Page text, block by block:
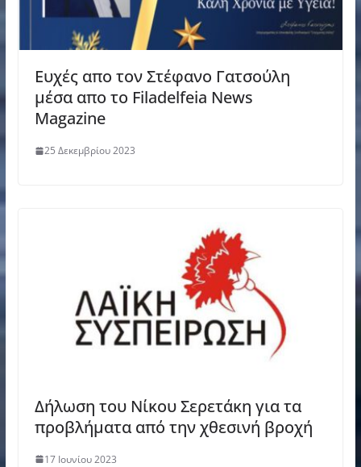
Ευχές απο τον Στέφανο Γατσούλη
μέσα απο το Filadelfeia News
Magazine
25 Δεκεμβρίου 2023
Δήλωση του Νίκου Σερετάκη για τα
προβλήματα από την χθεσινή βροχή
17 Ιουνίου 2023